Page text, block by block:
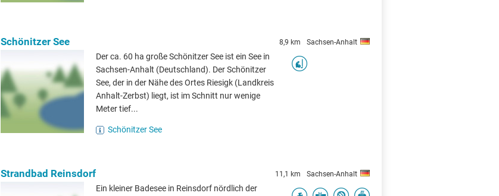
Schönitzer See 8,9 km Sachsen-Anhalt
Der ca. 60 ha große Schönitzer See ist ein See in
Sachsen-Anhalt (Deutschland). Der Schönitzer
See, der in der Nähe des Ortes Riesigk (Landkreis
Anhalt-Zerbst) liegt, ist im Schnitt nur wenige
Meter tief...
Schönitzer See
Strandbad Reinsdorf 11,1 km Sachsen-Anhalt
Ein kleiner Badesee in Reinsdorf nördlich der